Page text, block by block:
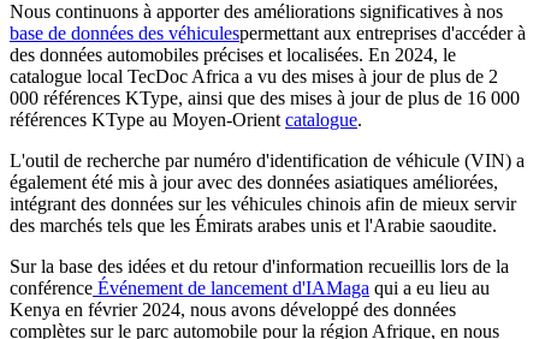
Nous continuons à apporter des améliorations significatives à nos
base de données des véhiculespermettant aux entreprises d'accéder à
des données automobiles précises et localisées. En 2024, le
catalogue local TecDoc Africa a vu des mises à jour de plus de 2
000 références KType, ainsi que des mises à jour de plus de 16 000
références KType au Moyen-Orient catalogue.
L'outil de recherche par numéro d'identification de véhicule (VIN) a
également été mis à jour avec des données asiatiques améliorées,
intégrant des données sur les véhicules chinois afin de mieux servir
des marchés tels que les Émirats arabes unis et l'Arabie saoudite.
Sur la base des idées et du retour d'information recueillis lors de la
conférence Événement de lancement d'IAMaga qui a eu lieu au
Kenya en février 2024, nous avons développé des données
complètes sur le parc automobile pour la région Afrique, en nous